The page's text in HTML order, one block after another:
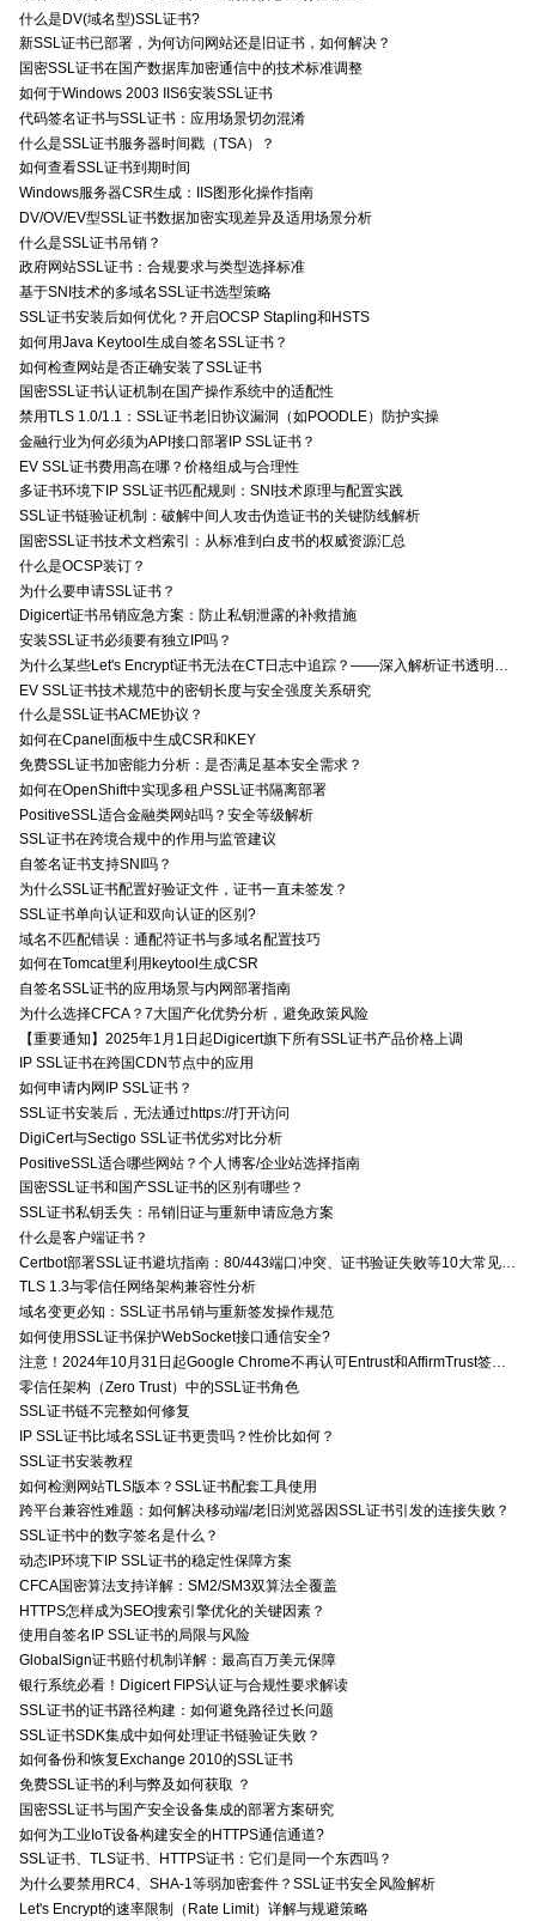
什么是DV(域名型)SSL证书?
新SSL证书已部署，为何访问网站还是旧证书，如何解决？
国密SSL证书在国产数据库加密通信中的技术标准调整
如何于Windows 2003 IIS6安装SSL证书
代码签名证书与SSL证书：应用场景切勿混淆
什么是SSL证书服务器时间戳（TSA）？
如何查看SSL证书到期时间
Windows服务器CSR生成：IIS图形化操作指南
DV/OV/EV型SSL证书数据加密实现差异及适用场景分析
什么是SSL证书吊销？
政府网站SSL证书：合规要求与类型选择标准
基于SNI技术的多域名SSL证书选型策略
SSL证书安装后如何优化？开启OCSP Stapling和HSTS
如何用Java Keytool生成自签名SSL证书？
如何检查网站是否正确安装了SSL证书
国密SSL证书认证机制在国产操作系统中的适配性
禁用TLS 1.0/1.1：SSL证书老旧协议漏洞（如POODLE）防护实操
金融行业为何必须为API接口部署IP SSL证书？
EV SSL证书费用高在哪？价格组成与合理性
多证书环境下IP SSL证书匹配规则：SNI技术原理与配置实践
SSL证书链验证机制：破解中间人攻击伪造证书的关键防线解析
国密SSL证书技术文档索引：从标准到白皮书的权威资源汇总
什么是OCSP装订？
为什么要申请SSL证书？
Digicert证书吊销应急方案：防止私钥泄露的补救措施
安装SSL证书必须要有独立IP吗？
为什么某些Let's Encrypt证书无法在CT日志中追踪？——深入解析证书透明度与Let's Encrypt的关系
EV SSL证书技术规范中的密钥长度与安全强度关系研究
什么是SSL证书ACME协议？
如何在Cpanel面板中生成CSR和KEY
免费SSL证书加密能力分析：是否满足基本安全需求？
如何在OpenShift中实现多租户SSL证书隔离部署
PositiveSSL适合金融类网站吗？安全等级解析
SSL证书在跨境合规中的作用与监管建议
自签名证书支持SNI吗？
为什么SSL证书配置好验证文件，证书一直未签发？
SSL证书单向认证和双向认证的区别?
域名不匹配错误：通配符证书与多域名配置技巧
如何在Tomcat里利用keytool生成CSR
自签名SSL证书的应用场景与内网部署指南
为什么选择CFCA？7大国产化优势分析，避免政策风险
【重要通知】2025年1月1日起Digicert旗下所有SSL证书产品价格上调
IP SSL证书在跨国CDN节点中的应用
如何申请内网IP SSL证书？
SSL证书安装后，无法通过https://打开访问
DigiCert与Sectigo SSL证书优劣对比分析
PositiveSSL适合哪些网站？个人博客/企业站选择指南
国密SSL证书和国产SSL证书的区别有哪些？
SSL证书私钥丢失：吊销旧证与重新申请应急方案
什么是客户端证书？
TLS 1.3与零信任网络架构兼容性分析
域名变更必知：SSL证书吊销与重新签发操作规范
如何使用SSL证书保护WebSocket接口通信安全?
零信任架构（Zero Trust）中的SSL证书角色
SSL证书链不完整如何修复
IP SSL证书比域名SSL证书更贵吗？性价比如何？
SSL证书安装教程
如何检测网站TLS版本？SSL证书配套工具使用
跨平台兼容性难题：如何解决移动端/老旧浏览器因SSL证书引发的连接失败？
SSL证书中的数字签名是什么？
动态IP环境下IP SSL证书的稳定性保障方案
CFCA国密算法支持详解：SM2/SM3双算法全覆盖
HTTPS怎样成为SEO搜索引擎优化的关键因素？
使用自签名IP SSL证书的局限与风险
GlobalSign证书赔付机制详解：最高百万美元保障
银行系统必看！Digicert FIPS认证与合规性要求解读
SSL证书的证书路径构建：如何避免路径过长问题
SSL证书SDK集成中如何处理证书链验证失败？
如何备份和恢复Exchange 2010的SSL证书
免费SSL证书的利与弊及如何获取 ？
国密SSL证书与国产安全设备集成的部署方案研究
如何为工业IoT设备构建安全的HTTPS通信通道?
SSL证书、TLS证书、HTTPS证书：它们是同一个东西吗？
为什么要禁用RC4、SHA-1等弱加密套件？SSL证书安全风险解析
Let's Encrypt的速率限制（Rate Limit）详解与规避策略